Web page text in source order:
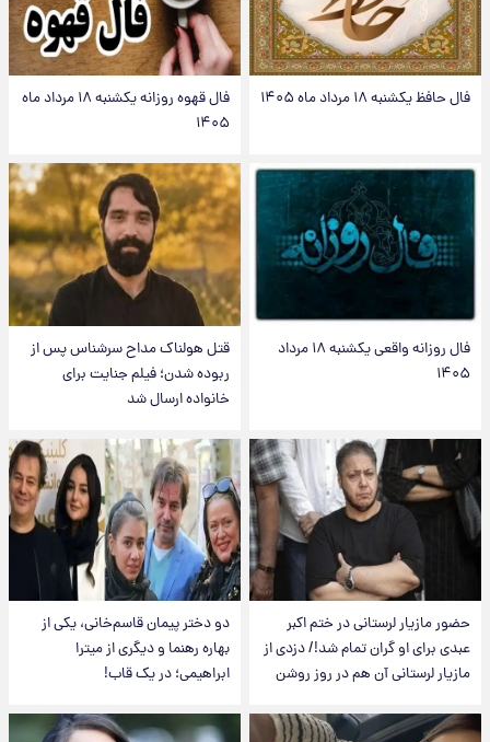
فال حافظ یکشنبه ۱۸ مرداد ماه ۱۴۰۵
فال قهوه روزانه یکشنبه ۱۸ مرداد ماه
۱۴۰۵
فال روزانه واقعی یکشنبه ۱۸ مرداد
۱۴۰۵
قتل هولناک مداح سرشناس پس از
ربوده شدن؛ فیلم جنایت برای
خانواده ارسال شد
حضور مازیار لرستانی در ختم اکبر
عبدی برای او گران تمام شد!/ دزدی از
مازیار لرستانی آن هم در روز روشن
دو دختر پیمان قاسم‌خانی، یکی از
بهاره رهنما و دیگری از میترا
ابراهیمی؛ در یک قاب!